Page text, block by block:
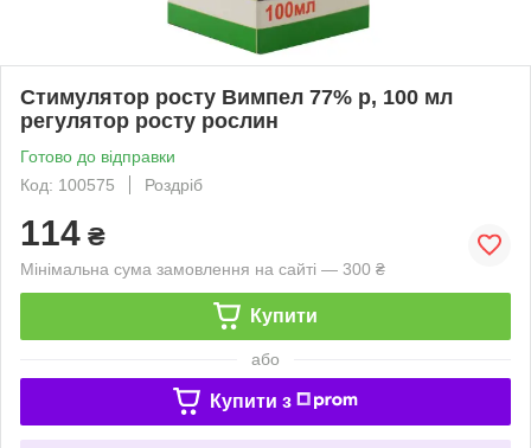
Стимулятор росту Вимпел 77% р, 100 мл
регулятор росту рослин
Готово до відправки
Код: 100575
Роздріб
114 ₴
Мінімальна сума замовлення на сайті — 300 ₴
Купити
або
Купити з